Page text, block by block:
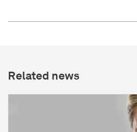
Related news